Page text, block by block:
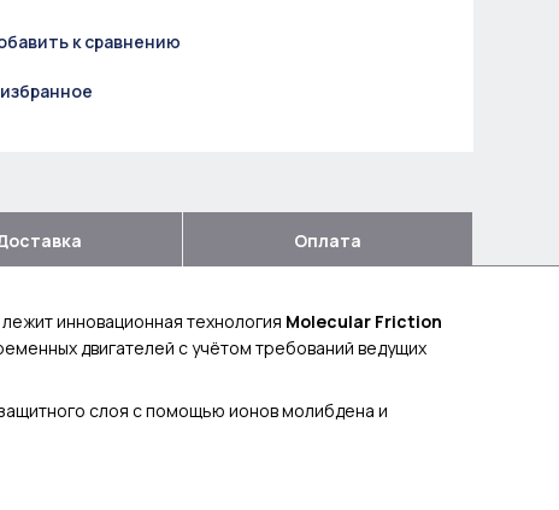
к сравнению
Оплата
инновационная технология Molecular Friction
двигателей с учётом требований ведущих
слоя с помощью ионов молибдена и